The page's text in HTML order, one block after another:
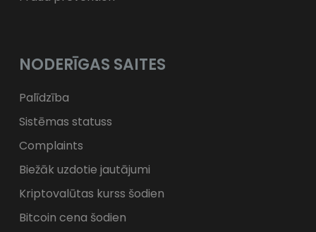
NODERĪGAS SAITES
Palīdzība
Sistēmas statuss
Complaints
Biežāk uzdotie jautājumi
Kriptovalūtas kurss šodien
Bitcoin cena šodien